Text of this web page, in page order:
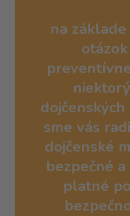
na základe
sme vás
dojčenské
bezpečné
platné